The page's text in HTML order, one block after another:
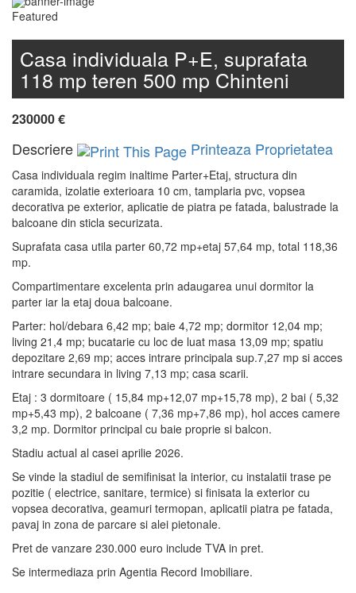
Featured
Casa individuala P+E, suprafata
118 mp teren 500 mp Chinteni
230000 €
Descriere Printeaza Proprietatea
Casa individuala regim inaltime Parter+Etaj, structura din
caramida, izolatie exterioara 10 cm, tamplaria pvc, vopsea
decorativa pe exterior, aplicatie de piatra pe fatada, balustrade la
balcoane din sticla securizata.
Suprafata casa utila parter 60,72 mp+etaj 57,64 mp, total 118,36
mp.
Compartimentare excelenta prin adaugarea unui dormitor la
parter iar la etaj doua balcoane.
Parter: hol/debara 6,42 mp; baie 4,72 mp; dormitor 12,04 mp;
living 21,4 mp; bucatarie cu loc de luat masa 13,09 mp; spatiu
depozitare 2,69 mp; acces intrare principala sup.7,27 mp si acces
intrare secundara in living 7,13 mp; casa scarii.
Etaj : 3 dormitoare ( 15,84 mp+12,07 mp+15,78 mp), 2 bai ( 5,32
mp+5,43 mp), 2 balcoane ( 7,36 mp+7,86 mp), hol acces camere
3,2 mp. Dormitor principal cu baie proprie si balcon.
Stadiu actual al casei aprilie 2026.
Se vinde la stadiul de semifinisat la interior, cu instalatii trase pe
pozitie ( electrice, sanitare, termice) si finisata la exterior cu
vopsea decorativa, geamuri termopan, aplicatii piatra pe fatada,
pavaj in zona de parcare si alei pietonale.
Pret de vanzare 230.000 euro include TVA in pret.
Se intermediaza prin Agentia Record Imobiliare.